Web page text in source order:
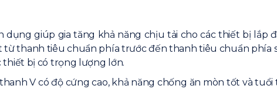
giúp gia tăng khả năng chịu tải cho các thiết bị lắp
thanh tiêu chuẩn phía trước đến thanh tiêu chuẩn phía
thiết bị có trọng lượng lớn.
V có độ cứng cao, khả năng chống ăn mòn tốt và